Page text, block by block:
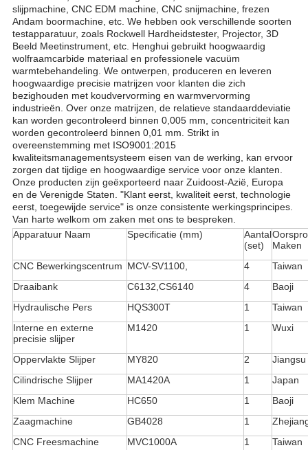
slijpmachine, CNC EDM machine, CNC snijmachine, frezen
Andam boormachine, etc. We hebben ook verschillende soorten
testapparatuur, zoals Rockwell Hardheidstester, Projector, 3D
Beeld Meetinstrument, etc. Henghui gebruikt hoogwaardig
wolfraamcarbide materiaal en professionele vacuüm
warmtebehandeling. We ontwerpen, produceren en leveren
hoogwaardige precisie matrijzen voor klanten die zich
bezighouden met koudvervorming en warmvervorming
industrieën. Over onze matrijzen, de relatieve standaarddeviatie
kan worden gecontroleerd binnen 0,005 mm, concentriciteit kan
worden gecontroleerd binnen 0,01 mm. Strikt in
overeenstemming met ISO9001:2015
kwaliteitsmanagementsysteem eisen van de werking, kan ervoor
zorgen dat tijdige en hoogwaardige service voor onze klanten.
Onze producten zijn geëxporteerd naar Zuidoost-Azië, Europa
en de Verenigde Staten. "Klant eerst, kwaliteit eerst, technologie
eerst, toegewijde service" is onze consistente werkingsprincipes.
Van harte welkom om zaken met ons te bespreken.
Apparatuur Naam
Specificatie (mm)
Aantal
(set)
Maken
CNC Bewerkingscentrum MCV-SV1100, 4
Taiwan
Draaibank
C6132,CS6140 4
Baoji
Hydraulische Pers
HQS300T 1
Taiwan
Interne en externe
precisie slijper
M1420 1 Wuxi
Oppervlakte Slijper MY820 2
Jiangsu
Cilindrische Slijper
MA1420A 1
Japan
Klem Machine
HC650 1
Baoji
Zaagmachine
GB4028 1
CNC Freesmachine
MVC1000A 1
Taiwan